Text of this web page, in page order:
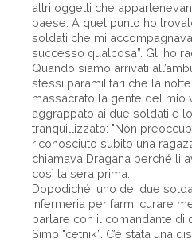
altri oggetti che
paese. A quel punto ho
soldati che mi
successo qualcosa”. Gli ho
Quando siamo arrivati
stessi paramilitari che la
massacrato la gente del mio
aggrappato ai due soldati e
tranquillizzato: "Non
riconosciuto subito una
chiamava Dragana perché li
così la sera prima.
Dopodiché, uno dei due
infermeria per farmi curare
parlare con il comandante di
Simo "cetnik”. C’è stata una